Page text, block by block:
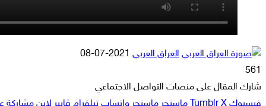
العراق العربي أرسل
إلكترونيا
2021-07-08
561
شارك المقال على منصات التواصل الاجتماعي
فيسبوك ‫X ماسنجر ماسنجر واتساب تيلقرام ڤايبر لاين مشاركة